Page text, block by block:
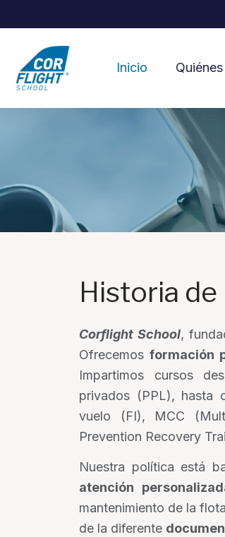
Inicio
Historia
Corflight School,
Ofrecemos formación
Impartimos cursos
privados (PPL), hasta
vuelo (FI), MCC
Prevention Recovery
Nuestra política está
atención
mantenimiento de la
de la diferente